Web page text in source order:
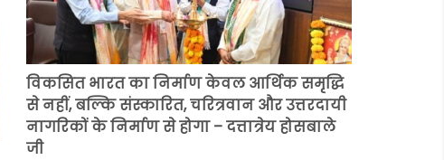
विकसित भारत का निर्माण केवल आर्थिक समृद्धि
से नहीं, बल्कि संस्कारित, चरित्रवान और उत्तरदायी
नागरिकों के निर्माण से होगा – दत्तात्रेय होसबाले
जी